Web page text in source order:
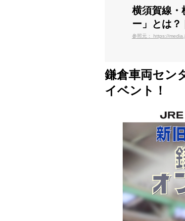
横須賀線・
ー」とは
参照元： https://
鎌倉車両セン
イベント！